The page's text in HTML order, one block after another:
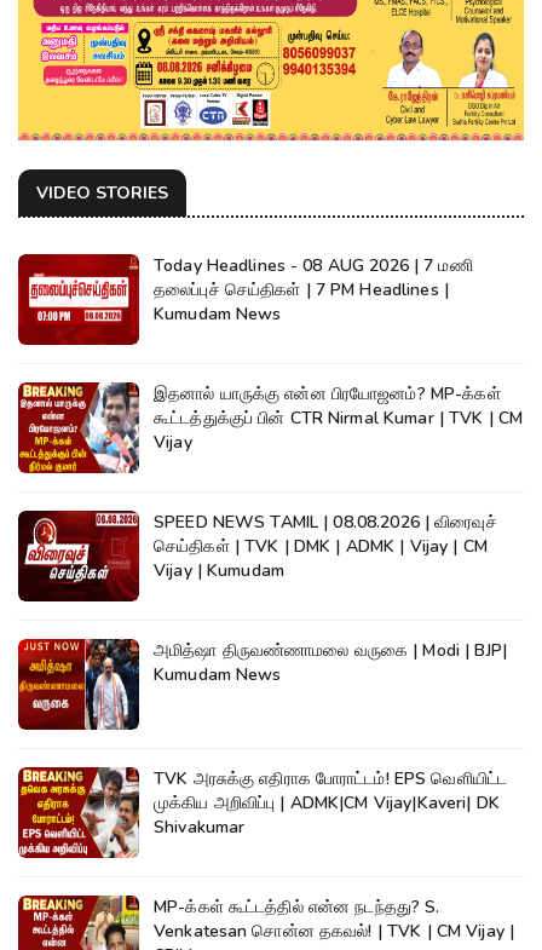
VIDEO STORIES
Today Headlines - 08 AUG 2026 | 7 மணி
தலைப்புச் செய்திகள் | 7 PM Headlines |
Kumudam News
இதனால் யாருக்கு என்ன பிரயோஜனம்? MP-க்கள்
கூட்டத்துக்குப் பின் CTR Nirmal Kumar | TVK | CM
Vijay
SPEED NEWS TAMIL | 08.08.2026 | விரைவுச்
செய்திகள் | TVK | DMK | ADMK | Vijay | CM
Vijay | Kumudam
அமித்ஷா திருவண்ணாமலை வருகை | Modi | BJP|
Kumudam News
TVK அரசுக்கு எதிராக போராட்டம்! EPS வெளியிட்ட
முக்கிய அறிவிப்பு | ADMK|CM Vijay|Kaveri| DK
Shivakumar
MP-க்கள் கூட்டத்தில் என்ன நடந்தது? S.
Venkatesan சொன்ன தகவல்! | TVK | CM Vijay |